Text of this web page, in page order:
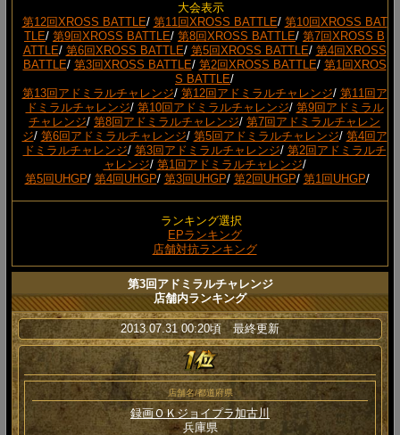
大会表示
第12回XROSS BATTLE/ 第11回XROSS BATTLE/ 第10回XROSS BAT
TLE/ 第9回XROSS BATTLE/ 第8回XROSS BATTLE/ 第7回XROSS B
ATTLE/ 第6回XROSS BATTLE/ 第5回XROSS BATTLE/ 第4回XROSS
BATTLE/ 第3回XROSS BATTLE/ 第2回XROSS BATTLE/ 第1回XROS
S BATTLE/
第13回アドミラルチャレンジ/ 第12回アドミラルチャレンジ/ 第11回ア
ドミラルチャレンジ/ 第10回アドミラルチャレンジ/ 第9回アドミラル
チャレンジ/ 第8回アドミラルチャレンジ/ 第7回アドミラルチャレン
ジ/ 第6回アドミラルチャレンジ/ 第5回アドミラルチャレンジ/ 第4回ア
ドミラルチャレンジ/ 第3回アドミラルチャレンジ/ 第2回アドミラルチ
ャレンジ/ 第1回アドミラルチャレンジ/
第5回UHGP/ 第4回UHGP/ 第3回UHGP/ 第2回UHGP/ 第1回UHGP/
ランキング選択
EPランキング
店舗対抗ランキング
第3回アドミラルチャレンジ
店舗内ランキング
2013.07.31 00:20頃 最終更新
店舗名/都道府県
録画ＯＫジョイプラ加古川
兵庫県